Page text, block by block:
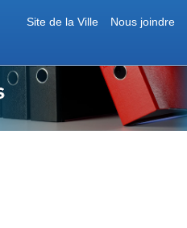
Nous joindre
Site de la Ville